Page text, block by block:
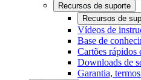
Recursos de suporte
Recursos de
Vídeos de
Base de
Cartões rápidos
Downloads de
Garantia,